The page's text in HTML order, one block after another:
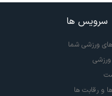
سرویس ها
ورزشی شما
ورزشی
و رقابت ها